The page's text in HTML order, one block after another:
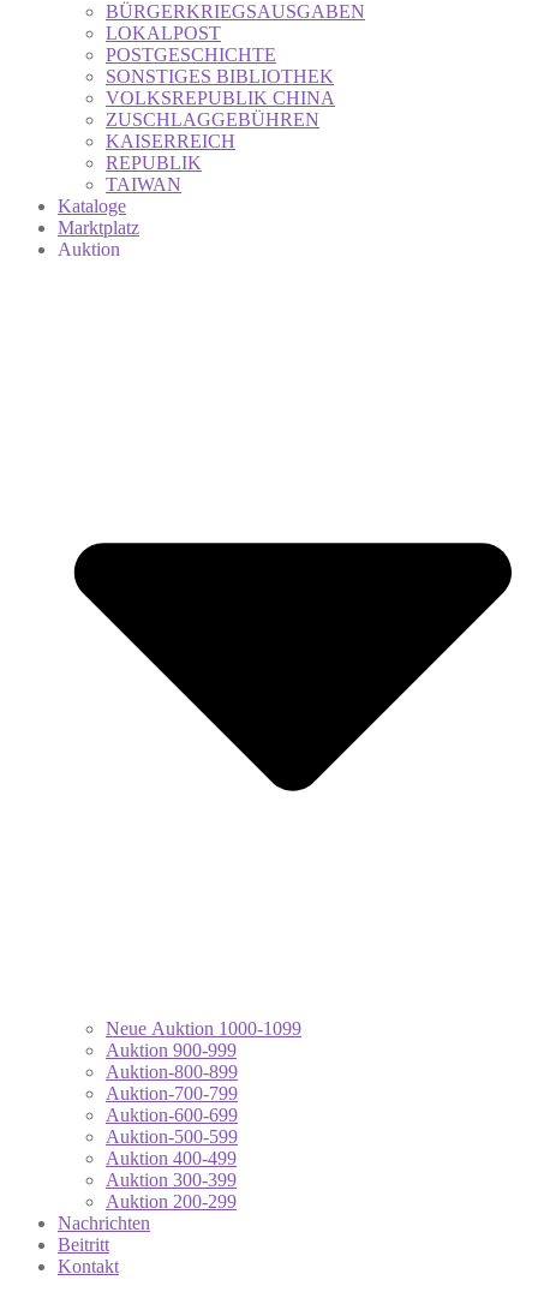
BÜRGERKRIEGSAUSGABEN
LOKALPOST
POSTGESCHICHTE
SONSTIGES BIBLIOTHEK
VOLKSREPUBLIK CHINA
ZUSCHLAGGEBÜHREN
KAISERREICH
REPUBLIK
TAIWAN
Kataloge
Marktplatz
Auktion
Neue Auktion 1000-1099
Auktion 900-999
Auktion-800-899
Auktion-700-799
Auktion-600-699
Auktion-500-599
Auktion 400-499
Auktion 300-399
Auktion 200-299
Nachrichten
Beitritt
Kontakt